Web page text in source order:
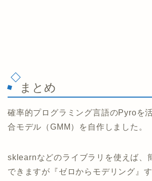
まとめ
確率的プログラミング言語のPyroを
合モデル（GMM）を自作しました。
sklearnなどのライブラリを使えば、
できますが『ゼロからモデリング』